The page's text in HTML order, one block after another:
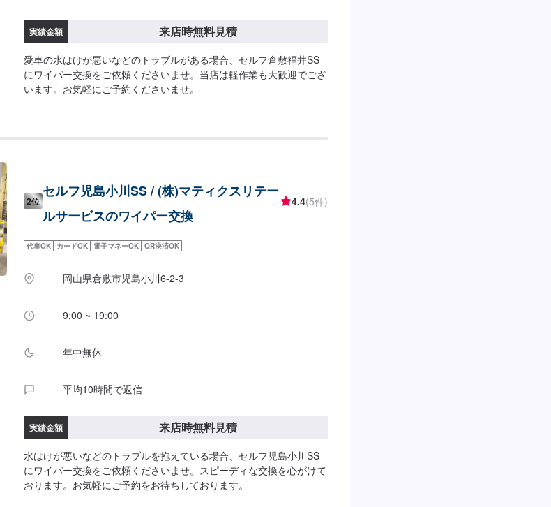
実績金額 来店時無料見積
愛車の水はけが悪いなどのトラブルがある場合、セルフ倉敷福井SS
にワイパー交換をご依頼くださいませ。当店は軽作業も大歓迎でござ
います。お気軽にご予約くださいませ。
2位
セルフ児島小川SS / (株)マティクスリテー
ルサービスのワイパー交換
4.4(5件)
代車OK カードOK 電子マネーOK QR決済OK
岡山県倉敷市児島小川6-2-3
9:00 ~ 19:00
年中無休
平均10時間で返信
実績金額 来店時無料見積
水はけが悪いなどのトラブルを抱えている場合、セルフ児島小川SS
にワイパー交換をご依頼くださいませ。スピーディな交換を心がけて
おります。お気軽にご予約をお待ちしております。